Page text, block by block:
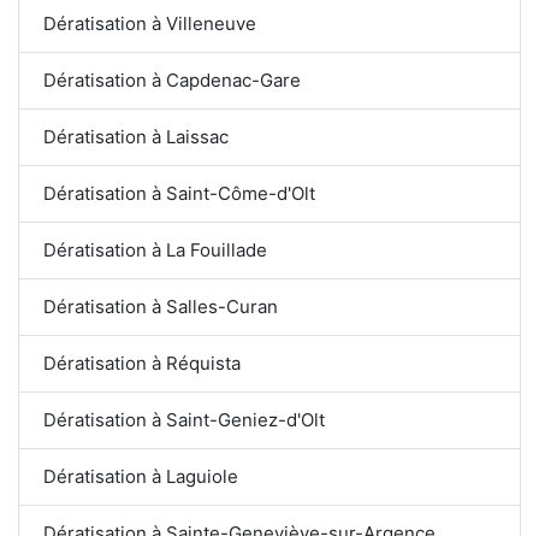
Dératisation à Villeneuve
Dératisation à Capdenac-Gare
Dératisation à Laissac
Dératisation à Saint-Côme-d'Olt
Dératisation à La Fouillade
Dératisation à Salles-Curan
Dératisation à Réquista
Dératisation à Saint-Geniez-d'Olt
Dératisation à Laguiole